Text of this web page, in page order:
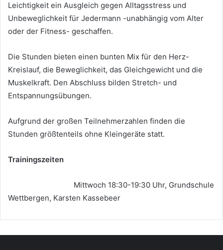
Leichtigkeit ein Ausgleich gegen Alltagsstress und
Unbeweglichkeit für Jedermann -unabhängig vom Alter
oder der Fitness- geschaffen.
Die Stunden bieten einen bunten Mix für den Herz-
Kreislauf, die Beweglichkeit, das Gleichgewicht und die
Muskelkraft. Den Abschluss bilden Stretch- und
Entspannungsübungen.
Aufgrund der großen Teilnehmerzahlen finden die
Stunden größtenteils ohne Kleingeräte statt.
Trainingszeiten
Mittwoch 18:30-19:30 Uhr, Grundschule
Wettbergen, Karsten Kassebeer